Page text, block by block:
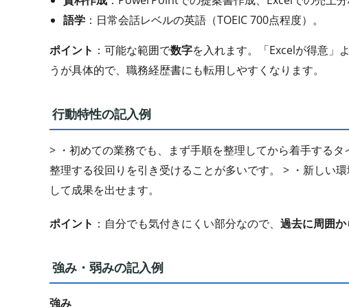
語学 ：日常会話レベルの英語（TOEIC 700点程度）。
ポイント ：可能な範囲で数字を入れます。「Excelが得意」
うが具体的で、職務経歴書にも転用しやすくなります。
行動特性の記入例
> ・初めての業務でも、まず手順を整理してから着手する
整理する役回りを引き受けることが多いです。 > ・新しい
して成果を出せます。
ポイント ：自分でも気付きにくい部分なので、 過去に周囲
強み・弱みの記入例
強み